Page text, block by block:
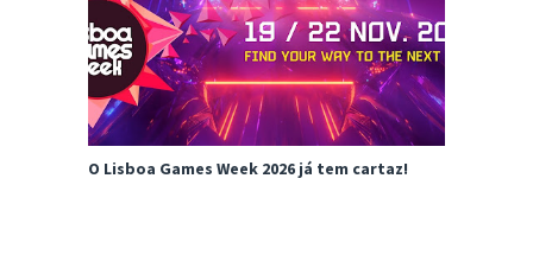
O Lisboa Games Week 2026 já tem cartaz!